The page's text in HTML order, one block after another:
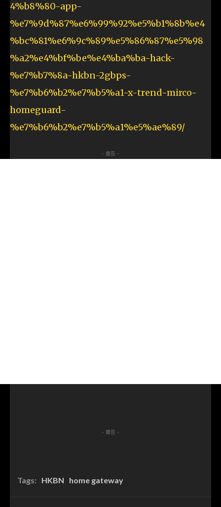
4%b8%80-app-
%e7%9d%87%e6%99%92%e5%b1%8b%e4
%bc%81%e6%9c%89%e5%86%87%e5%98
%a2%e4%bf%be%e4%ba%ba-hack-
%e7%b7%8a-hkbn-2gbps-
%e7%b6%b2%e7%b5%a1-x-trend-mirco-
homeguard-
%e7%b6%b2%e7%b5%a1%e5%ae%89/
- 廣告 -
- 廣告 -
Tags: HKBN home gateway